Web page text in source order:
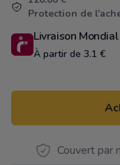
Protection de
Livraison
À partir de 3.1 €
Couvert par